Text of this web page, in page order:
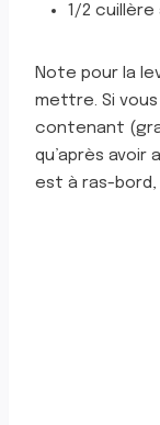
1/2
Note pour la
mettre. Si
contenant
qu’après
est à ras-